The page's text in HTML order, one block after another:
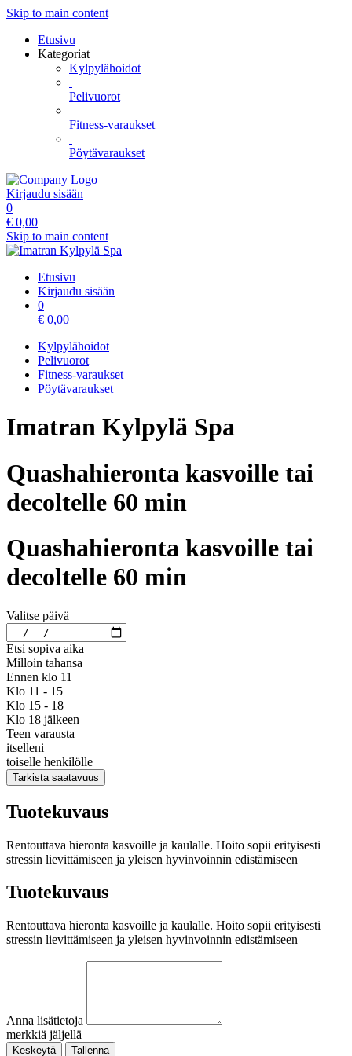
Skip to main content
Etusivu
Kategoriat
Kylpylähoidot
Pelivuorot
Fitness-varaukset
Pöytävaraukset
Kirjaudu sisään
0
€ 0,00
Skip to main content
Etusivu
Kirjaudu sisään
0
€ 0,00
Kylpylähoidot
Pelivuorot
Fitness-varaukset
Pöytävaraukset
Imatran Kylpylä Spa
Quashahieronta kasvoille tai
decoltelle 60 min
Quashahieronta kasvoille tai
decoltelle 60 min
Valitse päivä
Etsi sopiva aika
Milloin tahansa
Ennen klo 11
Klo 11 - 15
Klo 15 - 18
Klo 18 jälkeen
Teen varausta
itselleni
toiselle henkilölle
Tarkista saatavuus
Tuotekuvaus
Rentouttava hieronta kasvoille ja kaulalle. Hoito sopii erityisesti
stressin lievittämiseen ja yleisen hyvinvoinnin edistämiseen
Tuotekuvaus
Rentouttava hieronta kasvoille ja kaulalle. Hoito sopii erityisesti
stressin lievittämiseen ja yleisen hyvinvoinnin edistämiseen
Anna lisätietoja
merkkiä jäljellä
Keskeytä Tallenna